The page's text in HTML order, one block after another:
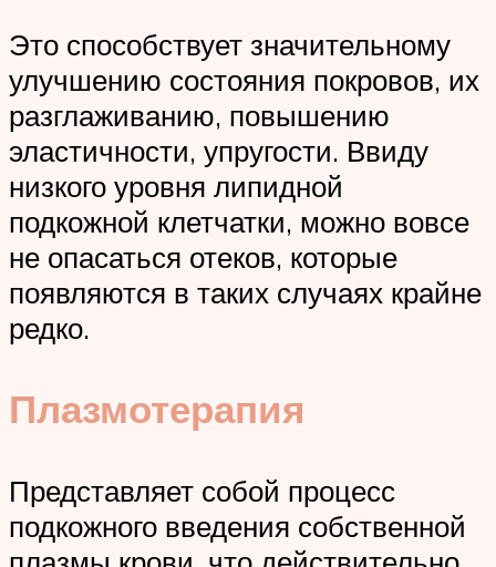
Это способствует значительному
улучшению состояния покровов, их
разглаживанию, повышению
эластичности, упругости. Ввиду
низкого уровня липидной
подкожной клетчатки, можно вовсе
не опасаться отеков, которые
появляются в таких случаях крайне
редко.
Плазмотерапия
Представляет собой процесс
подкожного введения собственной